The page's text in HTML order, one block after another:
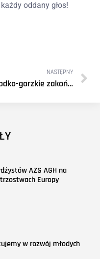
oddany głos!
NASTĘPNY
Słodko-gorzkie zakończenie Ekstraligi Badmintona
AZS AGH na
Europy
w rozwój młodych